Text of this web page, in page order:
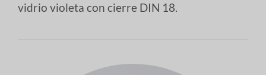
vidrio violeta con cierre DIN 18.